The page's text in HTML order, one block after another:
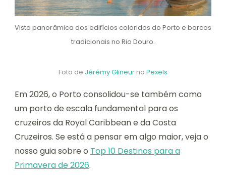
Vista panorâmica dos edifícios coloridos do Porto e barcos
tradicionais no Rio Douro.
Foto de Jérémy Glineur no Pexels
Em 2026, o Porto consolidou-se também como
um porto de escala fundamental para os
cruzeiros da Royal Caribbean e da Costa
Cruzeiros. Se está a pensar em algo maior, veja o
nosso guia sobre o Top 10 Destinos para a
Primavera de 2026.